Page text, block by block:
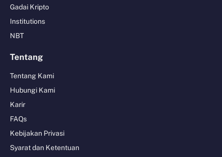
Gadai Kripto
Institutions
NBT
Tentang
Tentang Kami
Hubungi Kami
Karir
FAQs
Kebijakan Privasi
Syarat dan Ketentuan